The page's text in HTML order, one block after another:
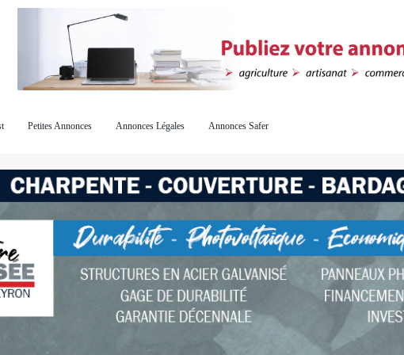
Petites Annonces Annonces Légales Annonces Safer